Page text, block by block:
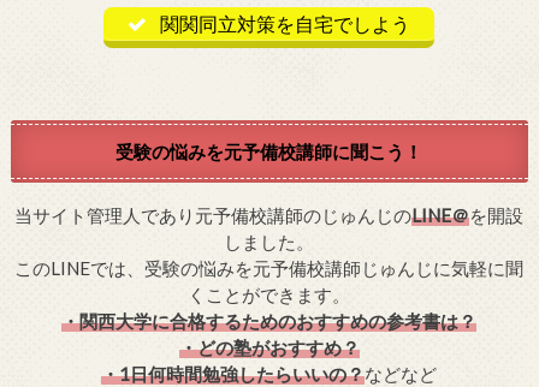
関関同立対策を自宅でしよう
受験の悩みを元予備校講師に聞こう！
当サイト管理人であり元予備校講師のじゅんじのLINE＠を開設
しました。
このLINEでは、受験の悩みを元予備校講師じゅんじに気軽に聞
くことができます。
・関西大学に合格するためのおすすめの参考書は？
・どの塾がおすすめ？
・1日何時間勉強したらいいの？などなど